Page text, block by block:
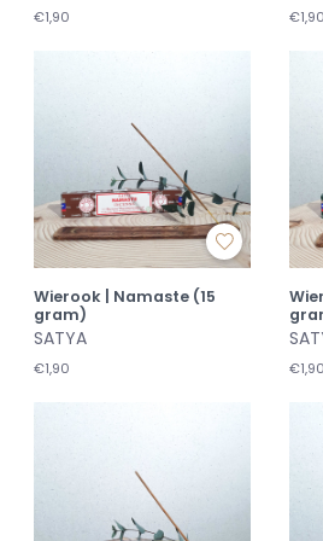
€1,90 €1,90
Wierook | Namaste (15
gram)
SATYA
€1,90 €1,90